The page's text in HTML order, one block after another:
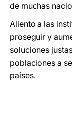
de muchas
Aliento a las
proseguir y
soluciones
poblaciones a
países.